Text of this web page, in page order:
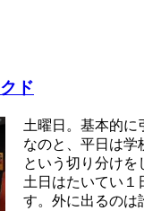
ド
土曜日。基本的に
なのと、平日は学
という切り分けを
土日はたいてい１
す。外に出るのは